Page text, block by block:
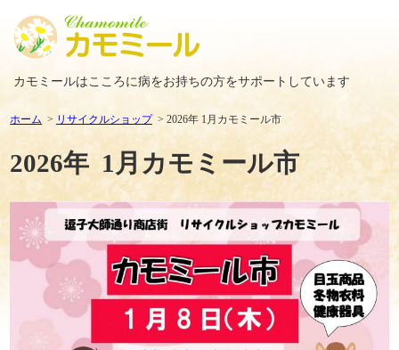
カモミールはこころに病をお持ちの方をサポートしています
ホーム リサイクルショップ 2026年 1月カモミール市
2026年 1月カモミール市